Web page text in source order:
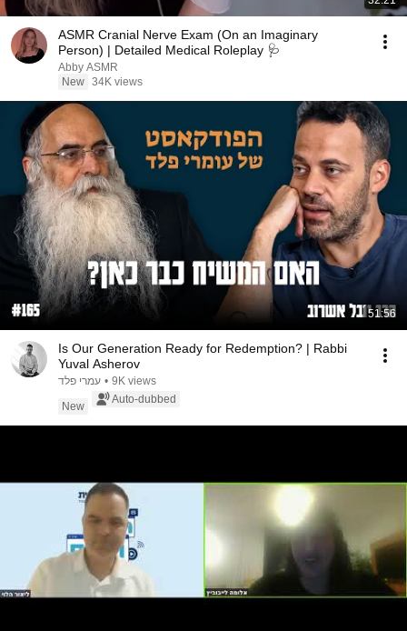
ASMR Cranial Nerve Exam (On an Imaginary
Person) | Detailed Medical Roleplay 🩺
Abby ASMR
New 34K views
51:56
Is Our Generation Ready for Redemption? | Rabbi
Yuval Asherov
עמרי פלד • 9K views
New
Auto-dubbed